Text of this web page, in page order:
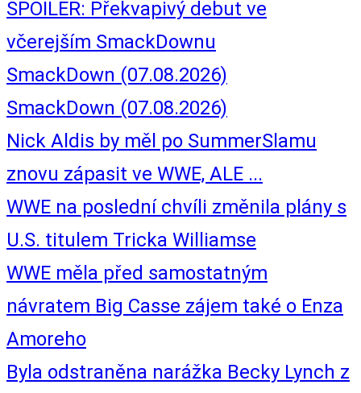
SPOILER: Překvapivý debut ve
včerejším SmackDownu
SmackDown (07.08.2026)
SmackDown (07.08.2026)
Nick Aldis by měl po SummerSlamu
znovu zápasit ve WWE, ALE ...
WWE na poslední chvíli změnila plány s
U.S. titulem Tricka Williamse
WWE měla před samostatným
návratem Big Casse zájem také o Enza
Amoreho
Byla odstraněna narážka Becky Lynch z